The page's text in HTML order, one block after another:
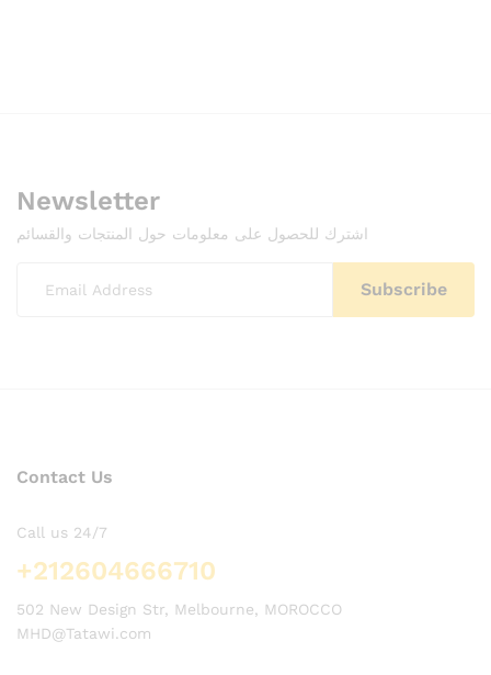
Newsletter
اشترك للحصول على معلومات حول المنتجات والقسائم
Contact Us
Call us 24/7
+212604666710
502 New Design Str, Melbourne, MOROCCO
MHD@Tatawi.com